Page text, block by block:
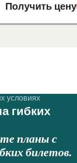
Получить цену
гибких
планы с
билетов.